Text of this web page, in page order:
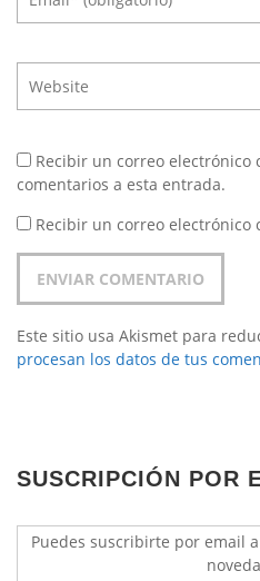
Recibir un correo electrónico
comentarios a esta entrada.
Recibir un correo electrónico
Este sitio usa Akismet para
procesan los datos de tus
SUSCRIPCIÓN POR
Puedes suscribirte por email